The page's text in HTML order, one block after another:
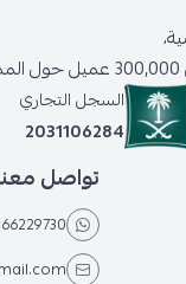
السجل التجاري
2031106284
تواصل